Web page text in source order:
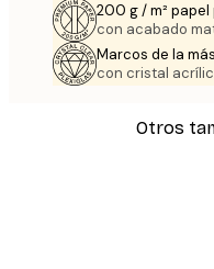
200 g / m² papel
con acabado
Marcos de la
con cristal
Otros